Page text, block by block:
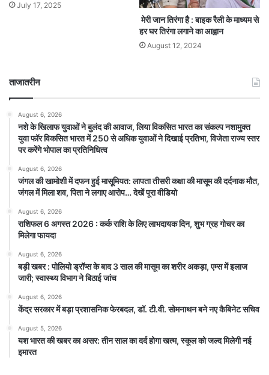
July 17, 2025
मेरी जान तिरंगा है : बाइक रैली के माध्यम से
हर घर तिरंगा लगाने का आह्वान
August 12, 2024
ताजातरीन
August 6, 2026
नशे के खिलाफ युवाओं ने बुलंद की आवाज, लिया विकसित भारत का संकल्प नशामुक्त
युवा फॉर विकसित भारत में 250 से अधिक युवाओं ने दिखाई प्रतिभा, विजेता राज्य स्तर
पर करेंगे भोपाल का प्रतिनिधित्व
August 6, 2026
जंगल की खामोशी में दफन हुई मासूमियत: लापता तीसरी कक्षा की मासूम की दर्दनाक मौत,
जंगल में मिला शव, पिता ने लगाए आरोप… देखें पूरा वीडियो
August 6, 2026
राशिफल 6 अगस्त 2026 : कर्क राशि के लिए लाभदायक दिन, शुभ ग्रह गोचर का
मिलेगा फायदा
August 6, 2026
बड़ी खबर : पोलियो ड्रॉप्स के बाद 3 साल की मासूम का शरीर अकड़ा, एम्स में इलाज
जारी; स्वास्थ्य विभाग ने बिठाई जांच
August 6, 2026
केंद्र सरकार में बड़ा प्रशासनिक फेरबदल, डॉ. टी.वी. सोमनाथन बने नए कैबिनेट सचिव
August 5, 2026
यश भारत की खबर का असर: तीन साल का दर्द होगा खत्म, स्कूल को जल्द मिलेगी नई
इमारत